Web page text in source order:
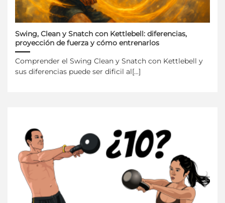
Swing, Clean y Snatch con Kettlebell: diferencias,
proyección de fuerza y cómo entrenarlos
Comprender el Swing Clean y Snatch con Kettlebell y
sus diferencias puede ser dificil al[...]